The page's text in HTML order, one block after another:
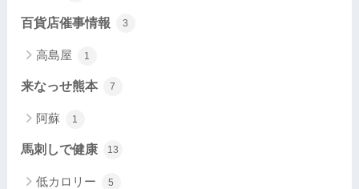
百貨店催事情報 3
高島屋 1
来なっせ熊本 7
阿蘇 1
馬刺しで健康 13
低カロリー 5